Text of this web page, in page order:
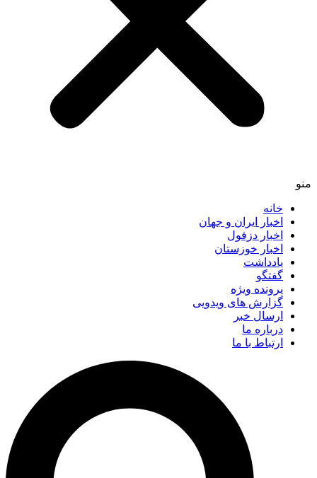
خانه
اخبار ایران و جهان
اخبار دزفول
اخبار خوزستان
یادداشت
گفتگو
پرونده ویژه
گزارش های ویدویی
ارسال خبر
درباره ما
ارتباط با ما